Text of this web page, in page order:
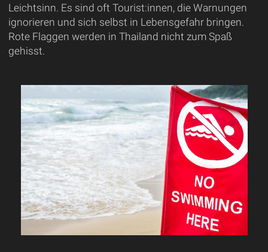
Leichtsinn. Es sind oft Tourist:innen, die Warnungen
ignorieren und sich selbst in Lebensgefahr bringen.
Rote Flaggen werden in Thailand nicht zum Spaß
gehisst.